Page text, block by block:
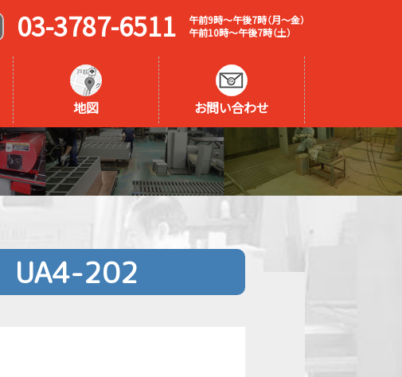
03-3787-6511
午前9時～午後7時（月～金）
午前10時～午後7時（土）
地図 お問い合わせ
UA4-202